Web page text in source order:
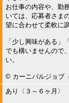
お仕事の内容や、勤
いては、応募者さま
望に合わせて柔軟に
「少し興味がある」
でも構いませんので
い。
©︎ カーニバルジョブ
あり〈３～６ヶ月〉